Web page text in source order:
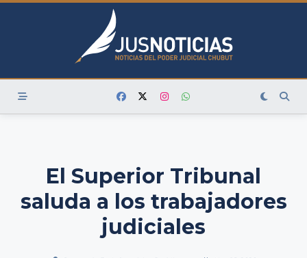
Skip
El Superior Tribunal
saluda a los trabajadores
judiciales